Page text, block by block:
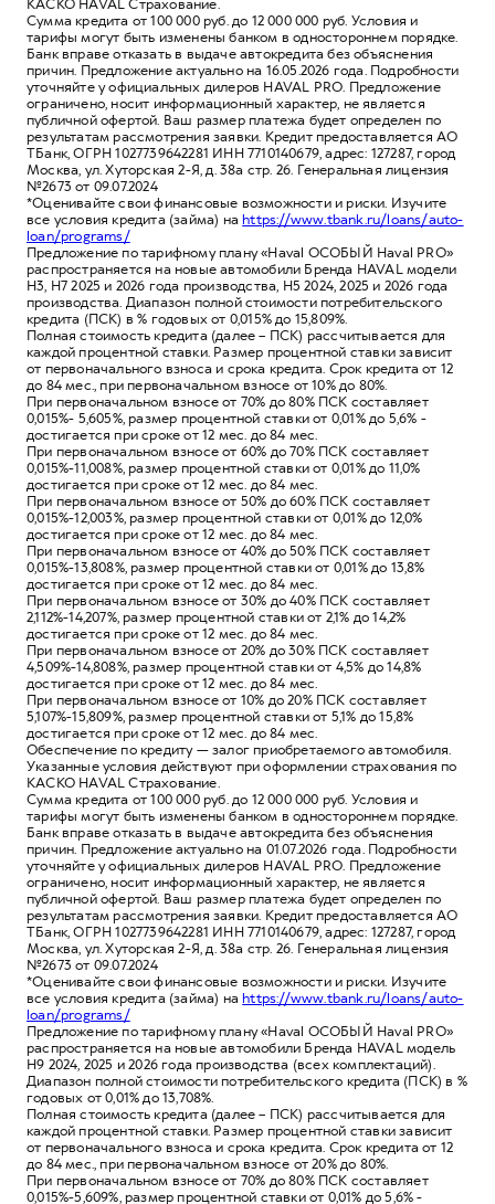
КАСКО HAVAL Страхование.
Сумма кредита от 100 000 руб. до 12 000 000 руб. Условия и
тарифы могут быть изменены банком в одностороннем порядке.
Банк вправе отказать в выдаче автокредита без объяснения
причин. Предложение актуально на 16.05.2026 года. Подробности
уточняйте у официальных дилеров HAVAL PRO. Предложение
ограничено, носит информационный характер, не является
публичной офертой. Ваш размер платежа будет определен по
результатам рассмотрения заявки. Кредит предоставляется АО
ТБанк, ОГРН 1027739642281 ИНН 7710140679, адрес: 127287, город
Москва, ул. Хуторская 2-Я, д. 38а стр. 26. Генеральная лицензия
№2673 от 09.07.2024
*Оценивайте свои финансовые возможности и риски. Изучите
все условия кредита (займа) наhttps://www.tbank.ru/loans/auto-
loan/programs/
Предложение по тарифному плану «Haval ОСОБЫЙ Haval PRO»
распространяется на новые автомобили Бренда HAVAL модели
Н3, Н7 2025 и 2026 года производства, Н5 2024, 2025 и 2026 года
производства. Диапазон полной стоимости потребительского
кредита (ПСК) в % годовых от 0,015% до 15,809%.
Полная стоимость кредита (далее – ПСК) рассчитывается для
каждой процентной ставки. Размер процентной ставки зависит
от первоначального взноса и срока кредита. Срок кредита от 12
до 84 мес., при первоначальном взносе от 10% до 80%.
При первоначальном взносе от 70% до 80% ПСК составляет
0,015%- 5,605%, размер процентной ставки от 0,01% до 5,6% -
достигается при сроке от 12 мес. до 84 мес.
При первоначальном взносе от 60% до 70% ПСК составляет
0,015%-11,008%, размер процентной ставки от 0,01% до 11,0%
достигается при сроке от 12 мес. до 84 мес.
При первоначальном взносе от 50% до 60% ПСК составляет
0,015%-12,003%, размер процентной ставки от 0,01% до 12,0%
достигается при сроке от 12 мес. до 84 мес.
При первоначальном взносе от 40% до 50% ПСК составляет
0,015%-13,808%, размер процентной ставки от 0,01% до 13,8%
достигается при сроке от 12 мес. до 84 мес.
При первоначальном взносе от 30% до 40% ПСК составляет
2,112%-14,207%, размер процентной ставки от 2,1% до 14,2%
достигается при сроке от 12 мес. до 84 мес.
При первоначальном взносе от 20% до 30% ПСК составляет
4,509%-14,808%, размер процентной ставки от 4,5% до 14,8%
достигается при сроке от 12 мес. до 84 мес.
При первоначальном взносе от 10% до 20% ПСК составляет
5,107%-15,809%, размер процентной ставки от 5,1% до 15,8%
достигается при сроке от 12 мес. до 84 мес.
Обеспечение по кредиту — залог приобретаемого автомобиля.
Указанные условия действуют при оформлении страхования по
КАСКО HAVAL Страхование.
Сумма кредита от 100 000 руб. до 12 000 000 руб. Условия и
тарифы могут быть изменены банком в одностороннем порядке.
Банк вправе отказать в выдаче автокредита без объяснения
причин. Предложение актуально на 01.07.2026 года. Подробности
уточняйте у официальных дилеров HAVAL PRO. Предложение
ограничено, носит информационный характер, не является
публичной офертой. Ваш размер платежа будет определен по
результатам рассмотрения заявки. Кредит предоставляется АО
ТБанк, ОГРН 1027739642281 ИНН 7710140679, адрес: 127287, город
Москва, ул. Хуторская 2-Я, д. 38а стр. 26. Генеральная лицензия
№2673 от 09.07.2024
*Оценивайте свои финансовые возможности и риски. Изучите
все условия кредита (займа) наhttps://www.tbank.ru/loans/auto-
loan/programs/
Предложение по тарифному плану «Haval ОСОБЫЙ Haval PRO»
распространяется на новые автомобили Бренда HAVAL модель
Н9 2024, 2025 и 2026 года производства (всех комплектаций).
Диапазон полной стоимости потребительского кредита (ПСК) в %
годовых от 0,01% до 13,708%.
Полная стоимость кредита (далее – ПСК) рассчитывается для
каждой процентной ставки. Размер процентной ставки зависит
от первоначального взноса и срока кредита. Срок кредита от 12
до 84 мес., при первоначальном взносе от 20% до 80%.
При первоначальном взносе от 70% до 80% ПСК составляет
0,015%-5,609%, размер процентной ставки от 0,01% до 5,6% -